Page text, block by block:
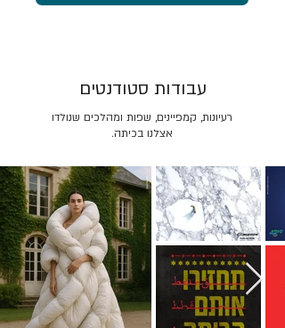
רעיונות, קמפיינים, שפות ומהלכים שנולדו
אצלנו בכיתה.
עבודות סטודנטים